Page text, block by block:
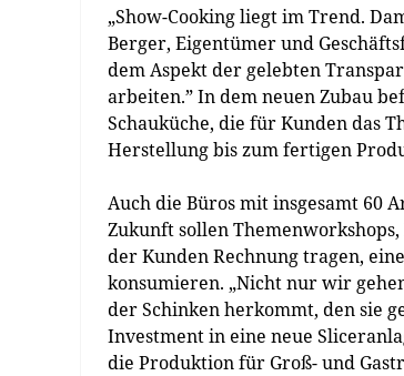
„Show-Cooking liegt im Trend.
Berger, Eigentümer und
dem Aspekt der gelebten
arbeiten.” In dem neuen Zubau
Schauküche, die für Kunden das
Herstellung bis zum fertigen
Auch die Büros mit insgesamt 60
Zukunft sollen
der Kunden Rechnung tragen,
konsumieren. „Nicht nur wir
der Schinken herkommt, den sie
Investment in eine neue
die Produktion für Groß- und